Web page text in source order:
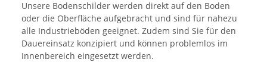
Unsere Bodenschilder werden direkt auf den Boden
oder die Oberfläche aufgebracht und sind für nahezu
alle Industrieböden geeignet. Zudem sind Sie für den
Dauereinsatz konzipiert und können problemlos im
Innenbereich eingesetzt werden.